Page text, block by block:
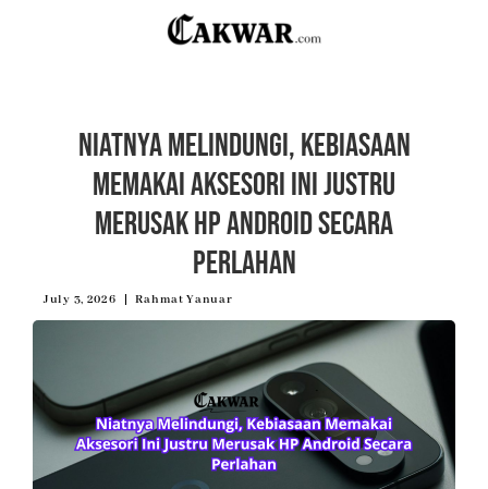
Niatnya Melindungi, Kebiasaan
Memakai Aksesori Ini Justru
Merusak HP Android Secara
Perlahan
July 3, 2026 Rahmat Yanuar